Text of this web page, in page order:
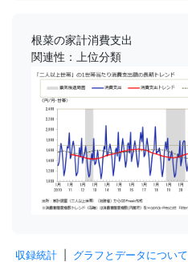
根菜の家計消費支出
関連性：上位分類
収録統計| グラフとデータについて